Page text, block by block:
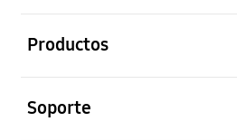
Productos
Soporte